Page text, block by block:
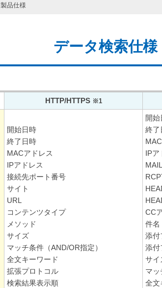
製品仕様
データ検索仕
HTTP/HTTPS※1
開始日時
終了日時
MACアドレス
IPアドレス
接続先ポート番号
サイト
URL
コンテンツタイプ
メソッド
サイズ
マッチ条件（AND/OR指定）
全文キーワード
拡張プロトコル
検索結果表示順
開始
終了
IPア
CC
件名
添付
添付
サイ
マッ
全文